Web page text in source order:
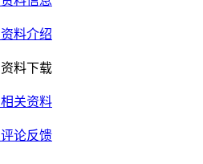
资料介绍
资料下载
相关资料
评论反馈